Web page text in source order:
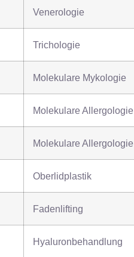
Venerologie
Trichologie
Molekulare Mykologie
Molekulare Allergologie
Molekulare Allergologie
Oberlidplastik
Fadenlifting
Hyaluronbehandlung